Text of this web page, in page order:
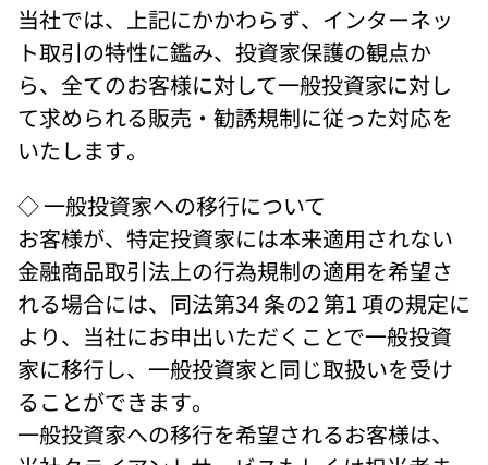
当社では、上記にかかわらず、インターネッ
ト取引の特性に鑑み、投資家保護の観点か
ら、全てのお客様に対して一般投資家に対し
て求められる販売・勧誘規制に従った対応を
いたします。
◇ 一般投資家への移行について
お客様が、特定投資家には本来適用されない
金融商品取引法上の行為規制の適用を希望さ
れる場合には、同法第34 条の2 第1 項の規定に
より、当社にお申出いただくことで一般投資
家に移行し、一般投資家と同じ取扱いを受け
ることができます。
一般投資家への移行を希望されるお客様は、